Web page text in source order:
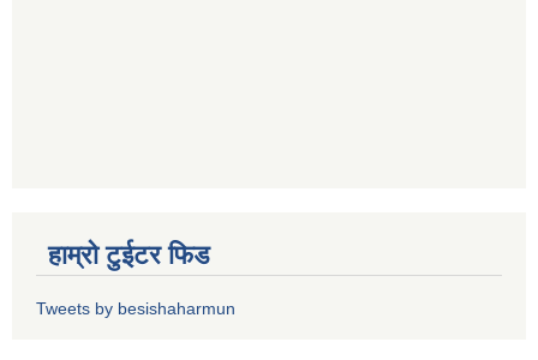
हाम्रो टुईटर फिड
Tweets by besishaharmun